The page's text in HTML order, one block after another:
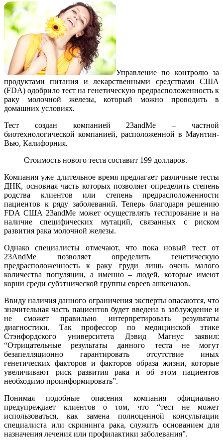
Управление по контролю за
продуктами питания и лекарственными средствами США
(FDA) одобрило тест на генетическую предрасположенность к
раку молочной железы, который можно проводить в
домашних условиях.
Тест создан компанией 23andMe – частной
биотехнологической компанией, расположенной в Маунтин-
Вью, Калифорния.
Стоимость нового теста составит 199 долларов.
Компания уже длительное время предлагает различные тесты
ДНК, основная часть которых позволяет определить степень
родства клиентов или степень предрасположенности
пациентов к ряду заболеваний. Теперь благодаря решению
FDA США 23andMe может осуществлять тестирование и на
наличие специфических мутаций, связанных с риском
развития рака молочной железы.
Однако специалисты отмечают, что пока новый тест от
23AndMe позволяет определить генетическую
предрасположенность к раку груди лишь очень малого
количества популяции, а именно – людей, которые имеют
корни среди субэтнической группы евреев ашкеназов.
Ввиду наличия данного ограничения эксперты опасаются, что
значительная часть пациентов будет введена в заблуждение и
не сможет правильно интерпретировать результаты
диагностики. Так профессор по медицинской этике
Стэнфордского университета Дэвид Магнус заявил:
“Отрицательные результаты данного теста не могут
безапелляционно гарантировать отсутствие иных
генетических факторов и факторов образа жизни, которые
увеличивают риск развития рака и об этом пациентов
необходимо проинформировать”.
Понимая подобные опасения компания официально
предупреждает клиентов о том, что “тест не может
использоваться, как замена полноценной консультации
специалиста или скрининга рака, служить основанием для
назначения лечения или профилактики заболевания”.